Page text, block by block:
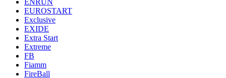
ENRUN
EUROSTART
Exclusive
EXIDE
Extra Start
Extreme
FB
Fiamm
FireBall